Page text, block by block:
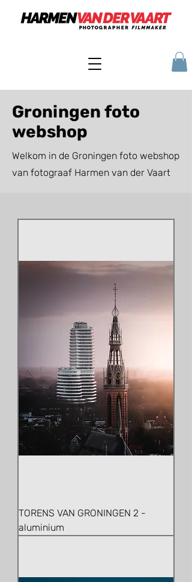
Groningen foto
webshop
Welkom in de Groningen foto webshop
van fotograaf Harmen van der Vaart
TORENS VAN GRONINGEN 2 -
aluminium